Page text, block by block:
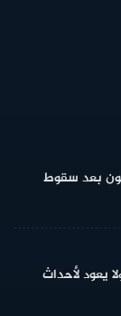
بعد سقوط
يعود لأحداث